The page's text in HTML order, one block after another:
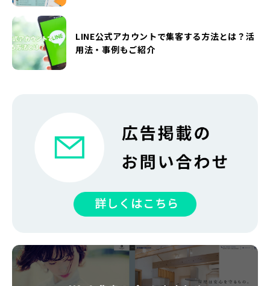
LINE公式アカウントで集客する方法とは？活
用法・事例もご紹介